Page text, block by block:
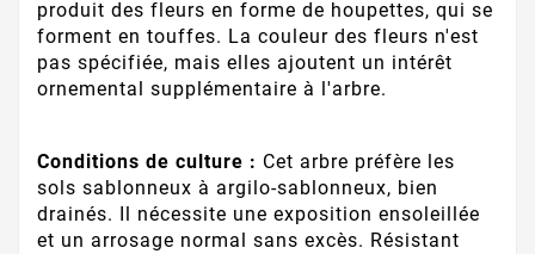
produit des fleurs en forme de houpettes, qui se
forment en touffes. La couleur des fleurs n'est
pas spécifiée, mais elles ajoutent un intérêt
ornemental supplémentaire à l'arbre.
Conditions de culture : Cet arbre préfère les
sols sablonneux à argilo-sablonneux, bien
drainés. Il nécessite une exposition ensoleillée
et un arrosage normal sans excès. Résistant